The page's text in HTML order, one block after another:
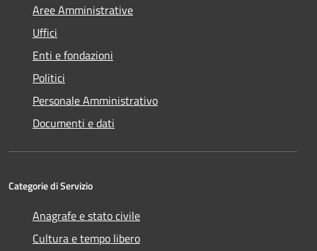
Aree Amministrative
Uffici
Enti e fondazioni
Politici
Personale Amministrativo
Documenti e dati
Categorie di Servizio
Anagrafe e stato civile
Cultura e tempo libero